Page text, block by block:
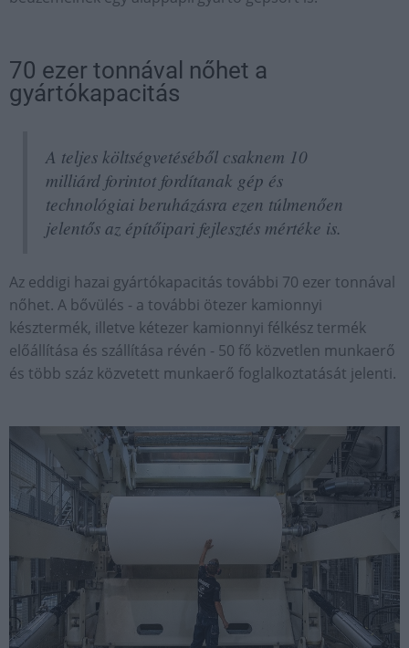
70 ezer tonnával nőhet a
gyártókapacitás
A teljes költségvetéséből csaknem 10
milliárd forintot fordítanak gép és
technológiai beruházásra ezen túlmenően
jelentős az építőipari fejlesztés mértéke is.
Az eddigi hazai gyártókapacitás további 70 ezer tonnával
nőhet. A bővülés ­- a további ötezer kamionnyi
késztermék, illetve kétezer kamionnyi félkész termék
előállítása és szállítása révén - 50 fő közvetlen munkaerő
és több száz közvetett munkaerő foglalkoztatását jelenti.